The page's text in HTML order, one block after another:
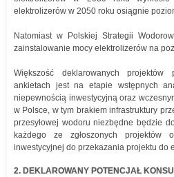
elektrolizerów w 2050 roku osiągnie
Natomiast w Polskiej Strategii
zainstalowanie mocy elektrolizerów na
Większość deklarowanych projektów
ankietach jest na etapie wstępnych
niepewnością inwestycyjną oraz
w Polsce, w tym brakiem infrastruktury
przesyłowej wodoru niezbędne będzie
każdego ze zgłoszonych projektów
inwestycyjnej do przekazania projektu do
2. DEKLAROWANY POTENCJAŁ